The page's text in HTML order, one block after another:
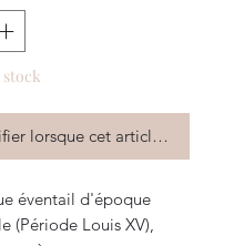
stock
lorsque cet article est
éventail d'époque
(Période Louis XV),